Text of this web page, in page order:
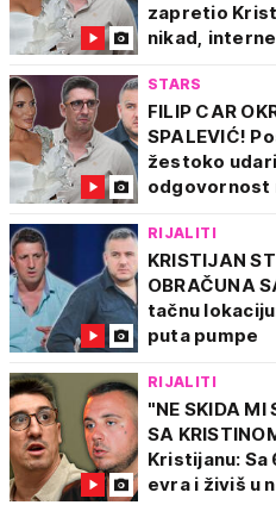
zapretio
nikad,
STARS
FILIP CAR
SPALEVIĆ!
žestoko
odgovornost
RIJALITI
KRISTIJAN
OBRAČUNA
tačnu
puta pumpe
RIJALITI
"NE SKIDA MI
SA
Kristijanu: Sa
evra i živiš u